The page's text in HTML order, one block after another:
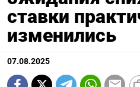
ставки
изменились
07.08.2025